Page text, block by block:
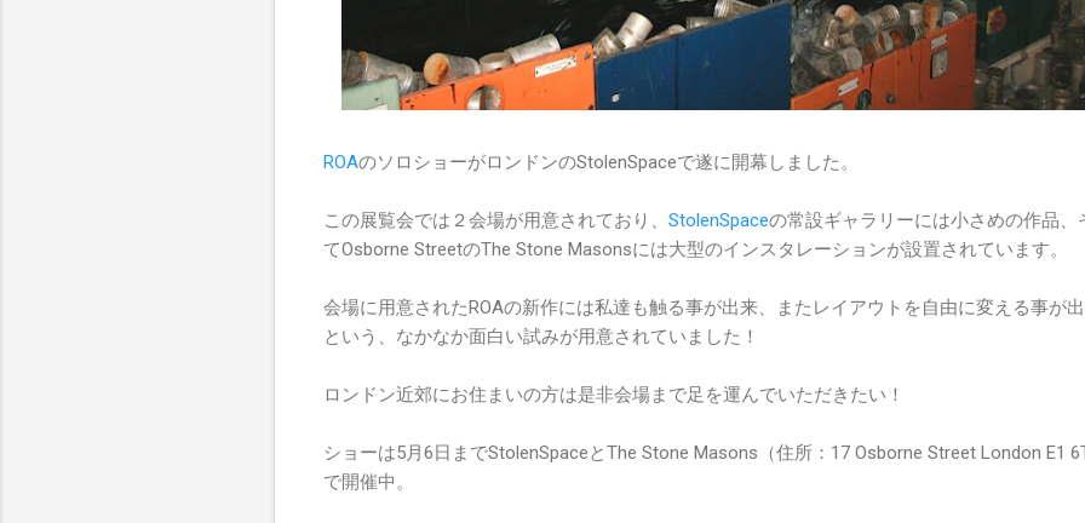
ROAのソロショーがロンドンのStolenSpaceで遂に開幕しました。
この展覧会では２会場が用意されており、 StolenSpaceの常設ギャラリーには小さめの作品、
てOsborne StreetのThe Stone Masonsには大型のインスタレーションが設置されています。
会場に用意されたROAの新作には私達も触る事が出来、またレイアウトを自由に変える事が
という、なかなか面白い試みが用意されていました！
ロンドン近郊にお住まいの方は是非会場まで足を運んでいただきたい！
ショーは5月6日までStolenSpaceとThe Stone Masons（住所：17 Osborne Street London E1
で開催中。